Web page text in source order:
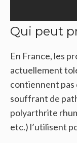
Qui peut
En France, les
actuellement
contiennent pas
souffrant de
polyarthrite
etc.) l’utilisent